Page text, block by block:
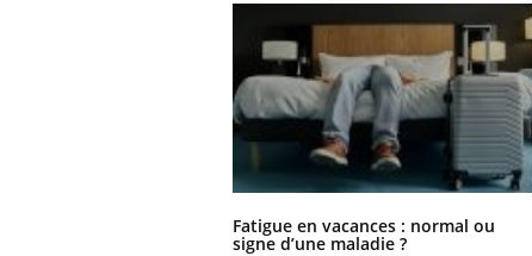
Fatigue en vacances : normal ou
signe d’une maladie ?